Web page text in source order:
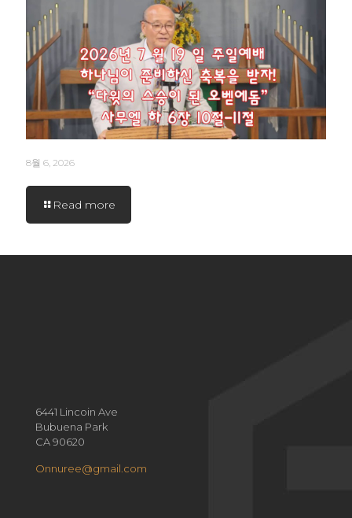
8월 6, 2026
Read more
6441 Lincoin Ave
Bubuena Park
CA 90620
Onnuree@gmail.com